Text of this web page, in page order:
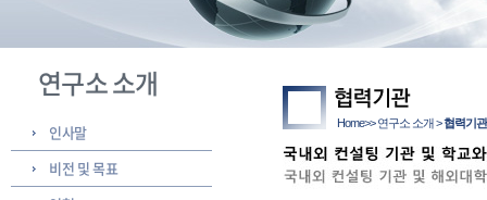
연구소 소개
인사말
비전 및 목표
Home>> 연구소 소개 >협력기관